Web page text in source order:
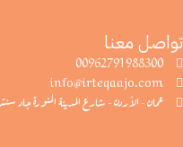
تواصل معنا
00962791988300
info@irteqaajo.com
عمان - الأردن - شارع المدينة المنورة جاد سنتر